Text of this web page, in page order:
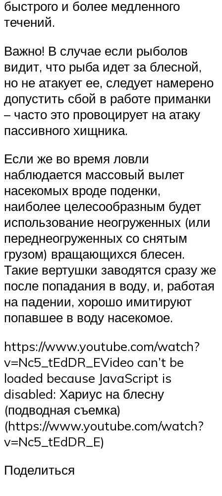
быстрого и более медленного
течений.
Важно! В случае если рыболов
видит, что рыба идет за блесной,
но не атакует ее, следует намерено
допустить сбой в работе приманки
– часто это провоцирует на атаку
пассивного хищника.
Если же во время ловли
наблюдается массовый вылет
насекомых вроде поденки,
наиболее целесообразным будет
использование неогруженных (или
переднеогруженных со снятым
грузом) вращающихся блесен.
Такие вертушки заводятся сразу же
после попадания в воду, и, работая
на падении, хорошо имитируют
попавшее в воду насекомое.
https://www.youtube.com/watch?
v=Nc5_tEdDR_EVideo can’t be
loaded because JavaScript is
disabled: Хариус на блесну
(подводная съемка)
(https://www.youtube.com/watch?
v=Nc5_tEdDR_E)
Поделиться